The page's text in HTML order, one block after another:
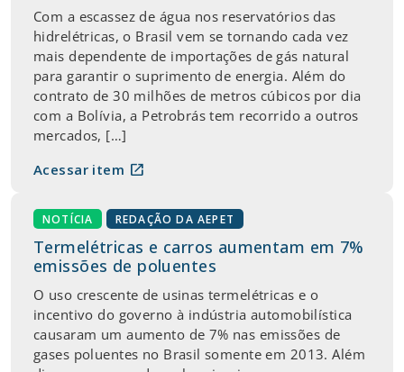
Com a escassez de água nos reservatórios das
hidrelétricas, o Brasil vem se tornando cada vez
mais dependente de importações de gás natural
para garantir o suprimento de energia. Além do
contrato de 30 milhões de metros cúbicos por dia
com a Bolívia, a Petrobrás tem recorrido a outros
mercados, […]
Acessar item open_in_new
NOTÍCIA REDAÇÃO DA AEPET
Termelétricas e carros aumentam em 7%
emissões de poluentes
O uso crescente de usinas termelétricas e o
incentivo do governo à indústria automobilística
causaram um aumento de 7% nas emissões de
gases poluentes no Brasil somente em 2013. Além